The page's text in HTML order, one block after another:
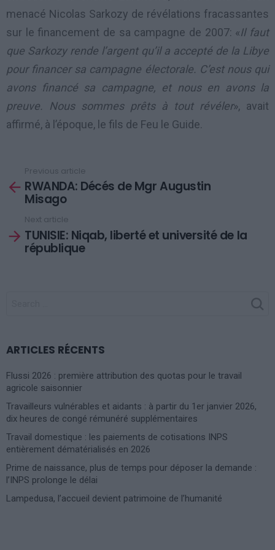
menacé Nicolas Sarkozy de révélations fracassantes
sur le financement de sa campagne de 2007: «Il faut
que Sarkozy rende l’argent qu’il a accepté de la Libye
pour financer sa campagne électorale. C’est nous qui
avons financé sa campagne, et nous en avons la
preuve. Nous sommes prêts à tout révéler», avait
affirmé, à l’époque, le fils de Feu le Guide.
more
Previous article
RWANDA: Décés de Mgr Augustin
Misago
Next article
TUNISIE: Niqab, liberté et université de la
république
ARTICLES RÉCENTS
Flussi 2026 : première attribution des quotas pour le travail
agricole saisonnier
Travailleurs vulnérables et aidants : à partir du 1er janvier 2026,
dix heures de congé rémunéré supplémentaires
Travail domestique : les paiements de cotisations INPS
entièrement dématérialisés en 2026
Prime de naissance, plus de temps pour déposer la demande :
l’INPS prolonge le délai
Lampedusa, l’accueil devient patrimoine de l’humanité